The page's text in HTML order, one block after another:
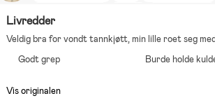
Babblarna
Rekkehus
Bil Går Bor i by Gåturer
DIY-prosjekt
Mat og drikke
Livredder
Veldig bra for vondt tannkjøtt, min lille roet seg
Godt grep
Burde holde
Vis originalen